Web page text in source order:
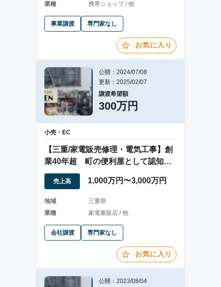
業種
携帯ショップ / 他
事業譲渡 専門家なし
お気に入り
公開：2024/07/08
更新：2025/02/07
譲渡希望額
300万円
小売・EC
【三重/家電販売修理・電気工事】創
業40年超 町の便利屋として認知の
ある家電屋
売上高 1,000万円〜3,000万円
地域
三重県
業種
家電量販店 / 他
会社譲渡 専門家なし
お気に入り
公開：2023/08/04